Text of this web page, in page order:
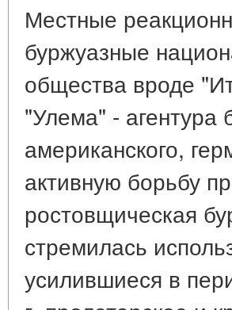
Местные
буржуазные
общества вроде
"Улема" - агентура
американского,
активную борьбу
ростовщическая
стремилась
усилившиеся в